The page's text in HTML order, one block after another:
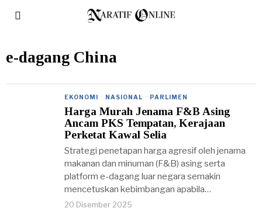
e-dagang China
EKONOMI · NASIONAL · PARLIMEN
Harga Murah Jenama F&B Asing
Ancam PKS Tempatan, Kerajaan
Perketat Kawal Selia
Strategi penetapan harga agresif oleh jenama
makanan dan minuman (F&B) asing serta
platform e-dagang luar negara semakin
mencetuskan kebimbangan apabila…
20 Disember 2025